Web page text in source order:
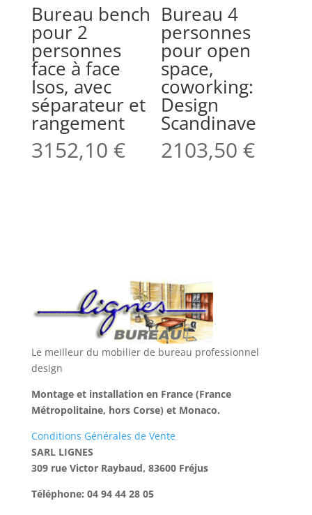
Bureau bench
pour 2
personnes
face à face
Isos, avec
séparateur et
rangement
3152,10 €
Bureau 4
personnes
pour open
space,
coworking:
Design
Scandinave
2103,50€
Le meilleur du mobilier de bureau professionnel
design
Montage et installation en France (France
Métropolitaine, hors Corse) et Monaco.
Conditions Générales de Vente
SARL LIGNES
309 rue Victor Raybaud, 83600 Fréjus
Téléphone: 04 94 44 28 05